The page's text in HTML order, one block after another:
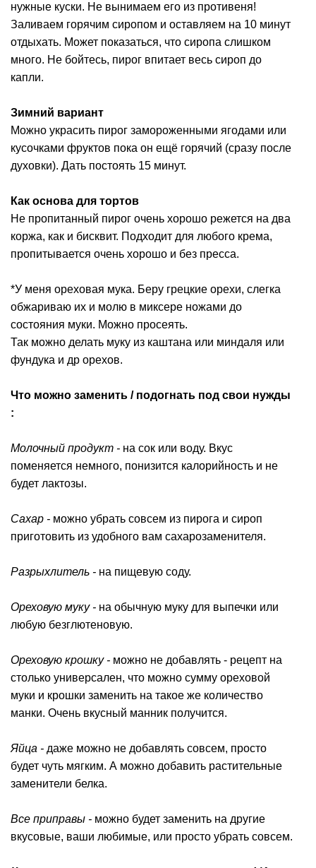
нужные куски. Не вынимаем его из противеня!
Заливаем горячим сиропом и оставляем на 10 минут
отдыхать. Может показаться, что сиропа слишком
много. Не бойтесь, пирог впитает весь сироп до
капли.
Зимний вариант
Можно украсить пирог замороженными ягодами или
кусочками фруктов пока он ещё горячий (сразу после
духовки). Дать постоять 15 минут.
Как основа для тортов
Не пропитанный пирог очень хорошо режется на два
коржа, как и бисквит. Подходит для любого крема,
пропитывается очень хорошо и без пресса.
*У меня ореховая мука. Беру грецкие орехи, слегка
обжариваю их и молю в миксере ножами до
состояния муки. Можно просеять.
Так можно делать муку из каштана или миндаля или
фундука и др орехов.
Что можно заменить / подогнать под свои нужды
:
Молочный продукт - на сок или воду. Вкус
поменяется немного, понизится калорийность и не
будет лактозы.
Сахар - можно убрать совсем из пирога и сироп
приготовить из удобного вам сахарозаменителя.
Разрыхлитель - на пищевую соду.
Ореховую муку - на обычную муку для выпечки или
любую безглютеновую.
Ореховую крошку - можно не добавлять - рецепт на
столько универсален, что можно сумму ореховой
муки и крошки заменить на такое же количество
манки. Очень вкусный манник получится.
Яйца - даже можно не добавлять совсем, просто
будет чуть мягким. А можно добавить растительные
заменители белка.
Все приправы - можно будет заменить на другие
вкусовые, ваши любимые, или просто убрать совсем.